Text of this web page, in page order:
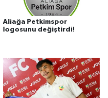
Aliağa Petkimspor
logosunu değiştirdi!